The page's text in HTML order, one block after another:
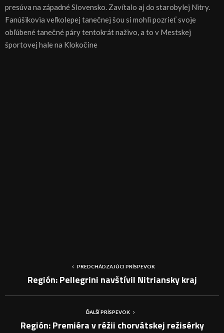
presúva na západné Slovensko. Zavítalo aj do starobylej Nitry.
Fanúšikovia veľkolepej tanečnej šou si mohli pozrieť svoje
obľúbené tanečné páry tentokrát naživo, a to v Mestskej
športovej hale na Klokočine
PREDCHÁDZAJÚCI PRÍSPEVOK
Región: Pellegrini navštívil Nitriansky kraj
ĎALŠÍ PRÍSPEVOK
Región: Premiéra v réžii chorvátskej režisérky